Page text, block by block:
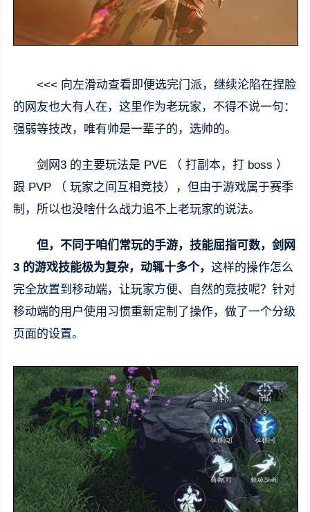
<<< 向左滑动查看即便选完门派，继续沦陷在捏脸
的网友也大有人在，这里作为老玩家，不得不说一句：
强弱等技改，唯有帅是一辈子的，选帅的。
剑网3 的主要玩法是 PVE （ 打副本，打 boss ）
跟 PVP （ 玩家之间互相竞技），但由于游戏属于赛季
制，所以也没啥什么战力追不上老玩家的说法。
但，不同于咱们常玩的手游，技能屈指可数，剑网
3 的游戏技能极为复杂，动辄十多个，这样的操作怎么
完全放置到移动端，让玩家方便、自然的竞技呢？针对
移动端的用户使用习惯重新定制了操作，做了一个分级
页面的设置。